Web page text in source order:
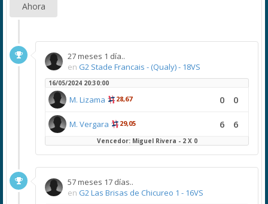
Ahora
27 meses 1 día..
en G2 Stade Francais - (Qualy) - 18VS
16/05/2024 20:30:00
M. Lizama 28,67 0 0
M. Vergara 29,05 6 6
Vencedor: Miguel Rivera - 2 X 0
57 meses 17 días..
en G2 Las Brisas de Chicureo 1 - 16VS